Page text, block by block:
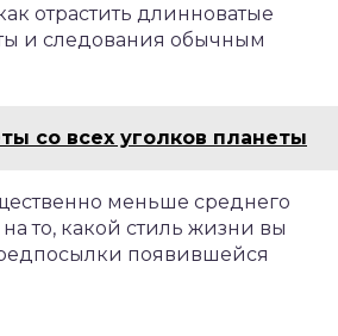
отрастить длинноватые
и следования обычным
со всех уголков планеты
меньше среднего
то, какой стиль жизни вы
появившейся